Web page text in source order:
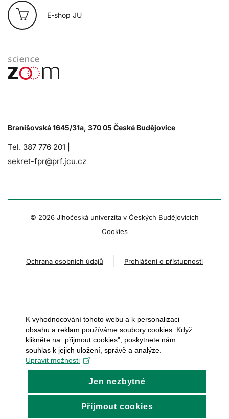
E-shop JU
Branišovská 1645/31a, 370 05 České Budějovice
Tel. 387 776 201 |
sekret-fpr@prf.jcu.cz
© 2026 Jihočeská univerzita v Českých Budějovicích
Cookies
Ochrana osobních údajů Prohlášení o přístupnosti
K vyhodnocování tohoto webu a k personalizaci
obsahu a reklam používáme soubory cookies. Když
klikněte na „přijmout cookies", poskytnete nám
souhlas k jejich uložení, správě a analýze.
Upravit možnosti
Jen nezbytné
Přijmout cookies